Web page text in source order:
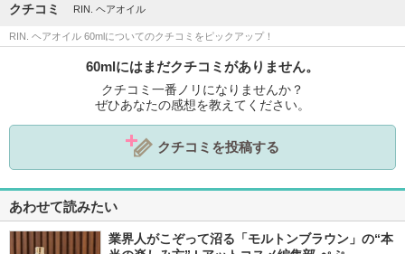
クチコミ RIN. ヘアオイル
RIN. ヘアオイル 60mlについてのクチコミをピックアップ！
60mlにはまだクチコミがありません。
クチコミ一番ノリになりませんか？
ぜひあなたの感想を教えてください。
クチコミを投稿する
あわせて読みたい
業界人がこぞって沼る「モルトンブラウン」の“本